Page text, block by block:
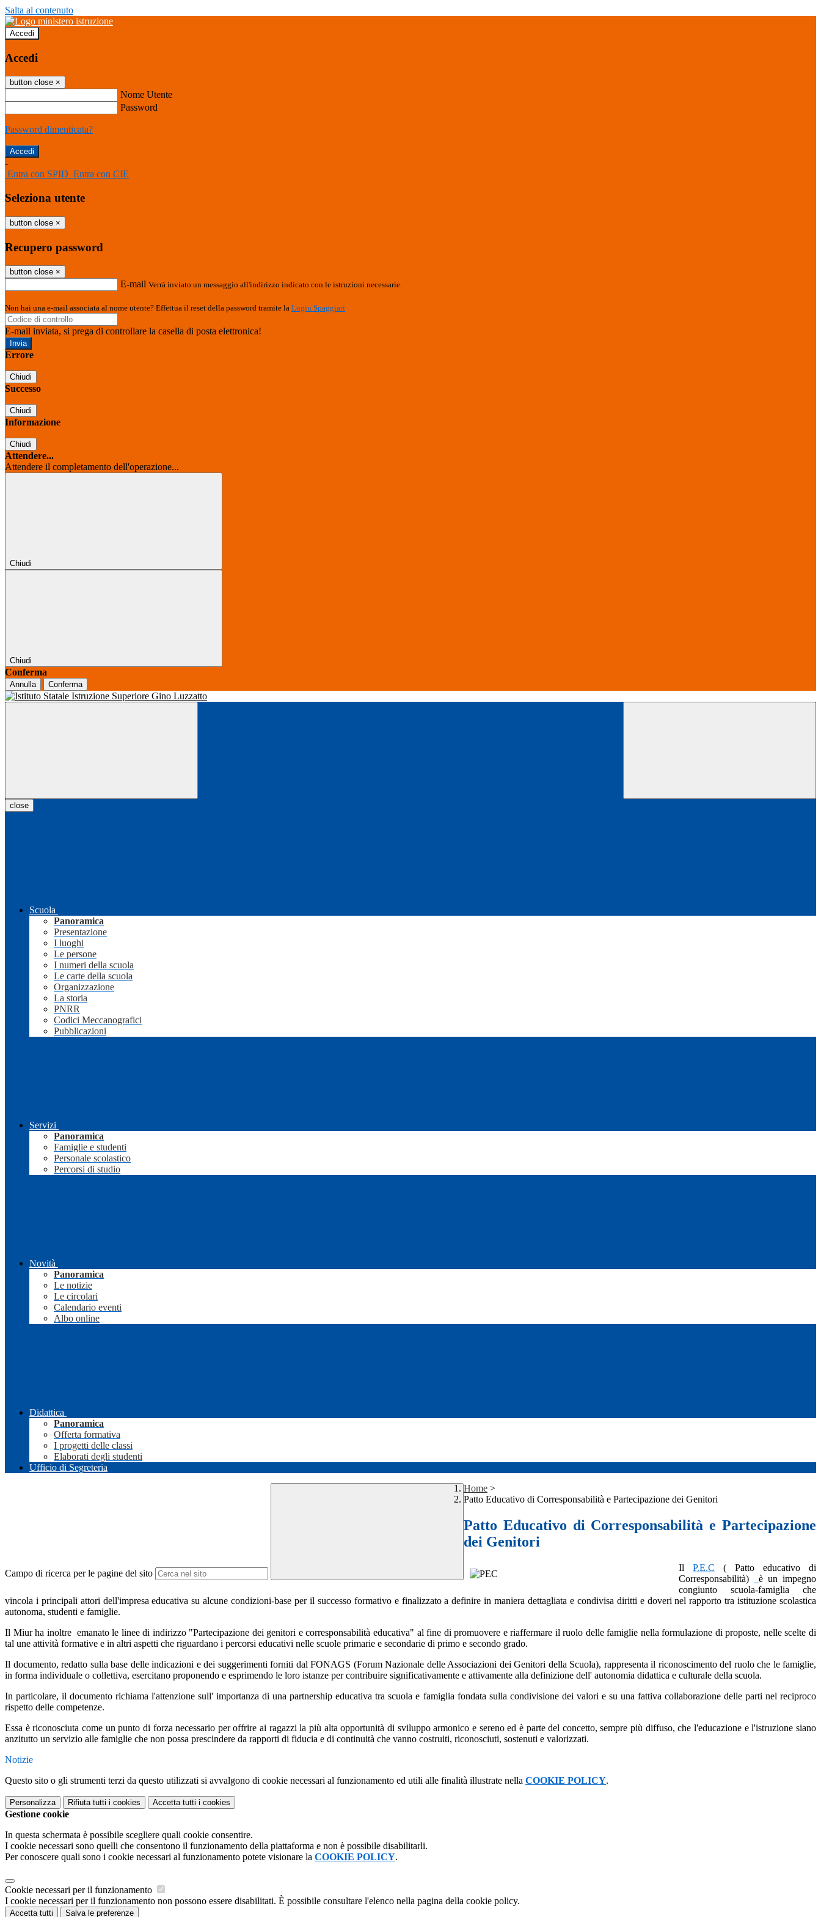
Salta al contenuto
Accedi
Accedi
button close ×
Nome Utente
Password
Password dimenticata?
-
Entra con SPID Entra con CIE
Seleziona utente
button close ×
Recupero password
button close ×
E-mail Verrà inviato un messaggio all'indirizzo indicato con le istruzioni necessarie.
Non hai una e-mail associata al nome utente? Effettua il reset della password tramite la Login Spaggiari
E-mail inviata, si prega di controllare la casella di posta elettronica!
Errore
Chiudi
Successo
Chiudi
Informazione
Chiudi
Attendere...
Attendere il completamento dell'operazione...
Chiudi
Chiudi
Conferma
Annulla Conferma
close
Scuola
Panoramica
Presentazione
I luoghi
Le persone
I numeri della scuola
Le carte della scuola
Organizzazione
La storia
PNRR
Codici Meccanografici
Pubblicazioni
Servizi
Panoramica
Famiglie e studenti
Personale scolastico
Percorsi di studio
Novità
Panoramica
Le notizie
Le circolari
Calendario eventi
Albo online
Didattica
Panoramica
Offerta formativa
I progetti delle classi
Elaborati degli studenti
Ufficio di Segreteria
Campo di ricerca per le pagine del sito
Home >
Patto Educativo di Corresponsabilità e Partecipazione dei Genitori
Patto Educativo di Corresponsabilità e Partecipazione
dei Genitori
Il P.E.C ( Patto educativo di
Corresponsabilità)
è un impegno
congiunto scuola-famiglia che
vincola i principali attori dell'impresa educativa su alcune condizioni-base per il successo formativo e finalizzato a definire in maniera dettagliata e condivisa diritti e doveri nel rapporto tra istituzione scolastica
autonoma, studenti e famiglie.
Il Miur ha inoltre emanato le linee di indirizzo "Partecipazione dei genitori e corresponsabilità educativa" al fine di promuovere e riaffermare il ruolo delle famiglie nella formulazione di proposte, nelle scelte di
tal une attività formative e in altri aspetti che riguardano i percorsi educativi nelle scuole primarie e secondarie di primo e secondo grado.
Il documento, redatto sulla base delle indicazioni e dei suggerimenti forniti dal FONAGS (Forum Nazionale delle Associazioni dei Genitori della Scuola), rappresenta il riconoscimento del ruolo che le famiglie,
in forma individuale o collettiva, esercitano proponendo e esprimendo le loro istanze per contribuire significativamente e attivamente alla definizione dell' autonomia didattica e culturale della scuola.
In particolare, il documento richiama l'attenzione sull' importanza di una partnership educativa tra scuola e famiglia fondata sulla condivisione dei valori e su una fattiva collaborazione delle parti nel reciproco
rispetto delle competenze.
Essa è riconosciuta come un punto di forza necessario per offrire ai ragazzi la più alta opportunità di sviluppo armonico e sereno ed è parte del concetto, sempre più diffuso, che l'educazione e l'istruzione siano
anzitutto un servizio alle famiglie che non possa prescindere da rapporti di fiducia e di continuità che vanno costruiti, riconosciuti, sostenuti e valorizzati.
Notizie
Questo sito o gli strumenti terzi da questo utilizzati si avvalgono di cookie necessari al funzionamento ed utili alle finalità illustrate nella COOKIE POLICY.
Personalizza Rifiuta tutti i cookies Accetta tutti i cookies
Gestione cookie
In questa schermata è possibile scegliere quali cookie consentire.
I cookie necessari sono quelli che consentono il funzionamento della piattaforma e non è possibile disabilitarli.
Per conoscere quali sono i cookie necessari al funzionamento potete visionare la COOKIE POLICY.
Cookie necessari per il funzionamento
I cookie necessari per il funzionamento non possono essere disabilitati. È possibile consultare l'elenco nella pagina della cookie policy.
Accetta tutti Salva le preferenze